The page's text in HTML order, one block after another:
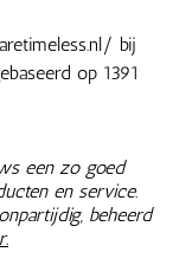
bij
op 1391
een zo goed
en service.
beheerd